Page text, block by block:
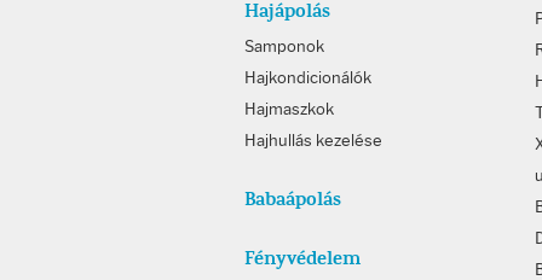
Hajápolás
Samponok
Hajkondicionálók
Hajmaszkok
Hajhullás kezelése
Babaápolás
Fényvédelem